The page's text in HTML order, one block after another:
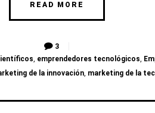
READ MORE
3
, emprendedores tecnológicos,
de la innovación, marketing de la